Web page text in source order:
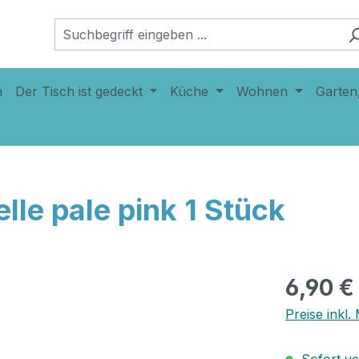
Der Tisch ist gedeckt Küche Wohnen
pale pink 1 Stück
6,90 €
Preise inkl.